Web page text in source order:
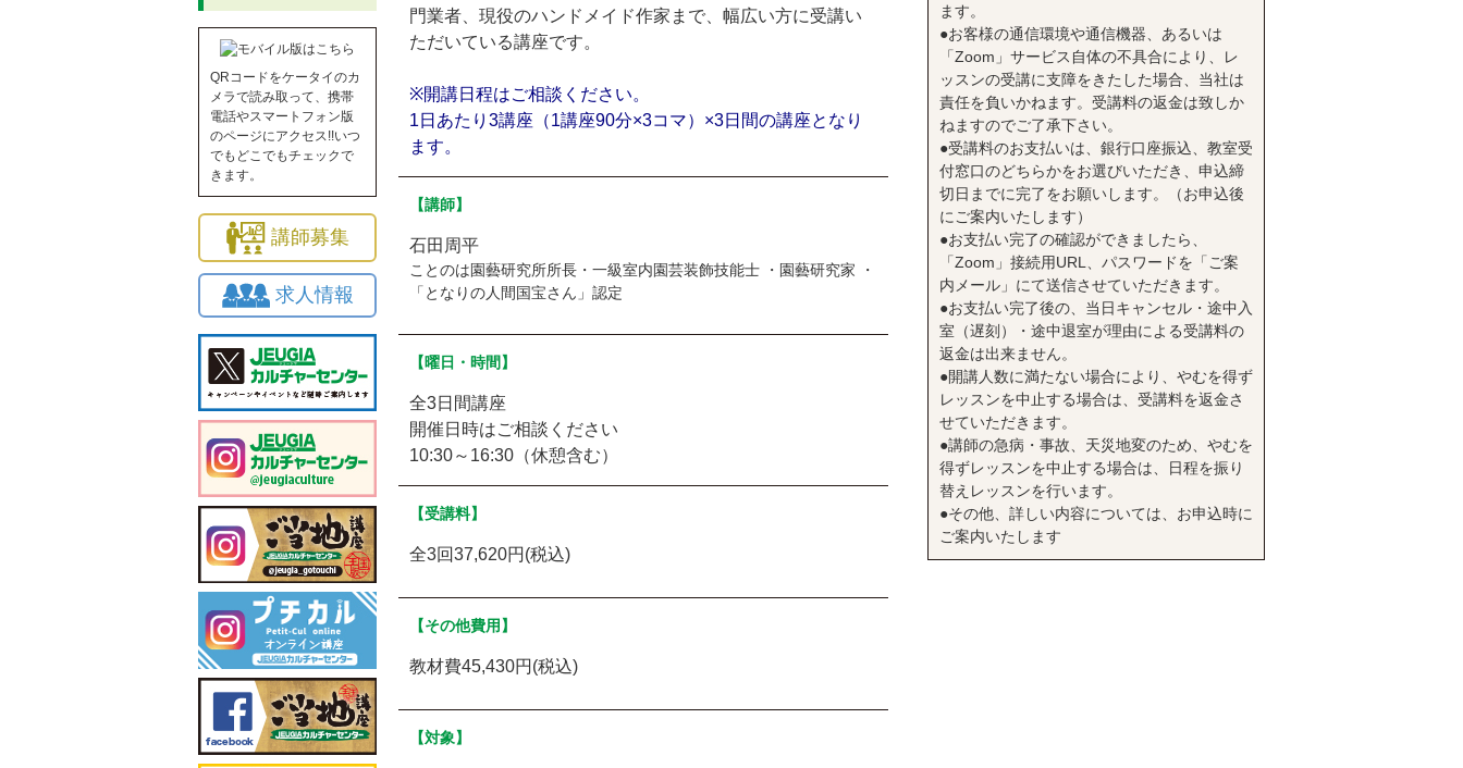
QRコードをケータイのカ
メラで読み取って、携帯
電話やスマートフォン版
のページにアクセス!!いつ
でもどこでもチェックで
きます。
講師募集
求人情報
門業者、現役のハンドメイド作家まで、幅広い方に受講い
ただいている講座です。
※開講日程はご相談ください。
1日あたり3講座（1講座90分×3コマ）×3日間の講座となり
ます。
【講師】
石田周平
ことのは園藝研究所所長・一級室内園芸装飾技能士 ・園藝研究家 ・
「となりの人間国宝さん」認定
【曜日・時間】
全3日間講座
開催日時はご相談ください
10:30～16:30（休憩含む）
【受講料】
全3回37,620円(税込)
【その他費用】
教材費45,430円(税込)
【対象】
ます。
●お客様の通信環境や通信機器、あるいは
「Zoom」サービス自体の不具合により、レ
ッスンの受講に支障をきたした場合、当社は
責任を負いかねます。受講料の返金は致しか
ねますのでご了承下さい。
●受講料のお支払いは、銀行口座振込、教室受
付窓口のどちらかをお選びいただき、申込締
切日までに完了をお願いします。（お申込後
にご案内いたします）
●お支払い完了の確認ができましたら、
「Zoom」接続用URL、パスワードを「ご案
内メール」にて送信させていただきます。
●お支払い完了後の、当日キャンセル・途中入
室（遅刻）・途中退室が理由による受講料の
返金は出来ません。
●開講人数に満たない場合により、やむを得ず
レッスンを中止する場合は、受講料を返金さ
せていただきます。
●講師の急病・事故、天災地変のため、やむを
得ずレッスンを中止する場合は、日程を振り
替えレッスンを行います。
●その他、詳しい内容については、お申込時に
ご案内いたします